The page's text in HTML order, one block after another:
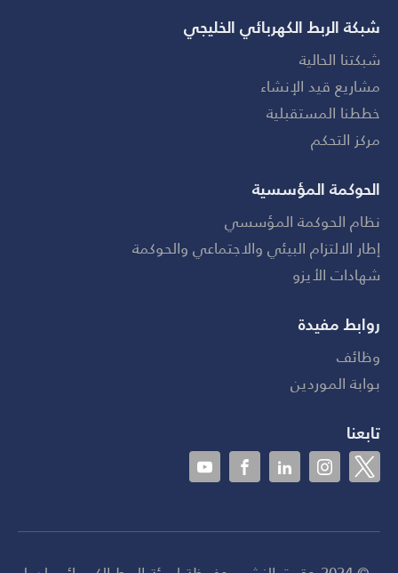
شبكة الربط الكهربائي الخليجي
شبكتنا الحالية
مشاريع قيد الإنشاء
خططنا المستقبلية
مركز التحكم
الحوكمة المؤسسية
نظام الحوكمة المؤسسي
إطار الالتزام البيئي والاجتماعي والحوكمة
شهادات الأيزو
روابط مفيدة
وظائف
بوابة الموردين
تابعنا